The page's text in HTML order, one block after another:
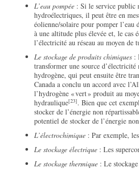
L’eau pompée : Si le service public
hydroélectriques, il peut être en
éolienne/solaire pour pomper l’eau
à une altitude plus élevée et, le cas
l’électricité au réseau au moyen de
Le stockage de produits chimiques :
transformer une source d’électricité
hydrogène, qui peut ensuite être
Canada a conclu un accord avec
l’hydrogène « vert » produit au
hydraulique[23]. Bien que cet
stocker de l’énergie non
potentiel de stocker de l’énergie
L’électrochimique : Par exemple,
Le stockage électrique : Les
Le stockage thermique : Le